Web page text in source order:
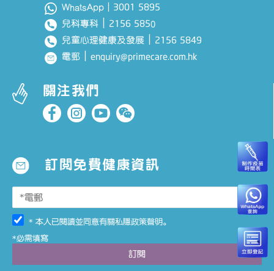
WhatsApp｜ 3001 5895
兒科專科 2156 5850
兒童心理健康及發展
2156 5849
電郵 ｜enquiry@primecare.com.hk
關注我們
訂閱免費健康資訊
* 本人已閱讀並同意有關私隱政策聲明。
*必需填寫